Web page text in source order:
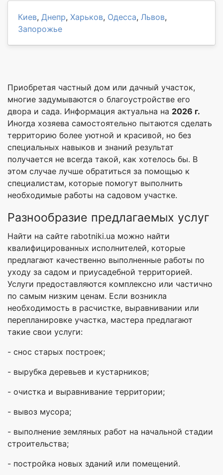
Киев, Днепр, Харьков, Одесса, Львов,
Запорожье
Приобретая частный дом или дачный участок,
многие задумываются о благоустройстве его
двора и сада. Информация актуальна на 2026 г.
Иногда хозяева самостоятельно пытаются сделать
территорию более уютной и красивой, но без
специальных навыков и знаний результат
получается не всегда такой, как хотелось бы. В
этом случае лучше обратиться за помощью к
специалистам, которые помогут выполнить
необходимые работы на садовом участке.
Разнообразие предлагаемых услуг
Найти на сайте rabotniki.ua можно найти
квалифицированных исполнителей, которые
предлагают качественно выполненные работы по
уходу за садом и приусадебной территорией.
Услуги предоставляются комплексно или частично
по самым низким ценам. Если возникла
необходимость в расчистке, выравнивании или
перепланировке участка, мастера предлагают
такие свои услуги:
- снос старых построек;
- вырубка деревьев и кустарников;
- очистка и выравнивание территории;
- вывоз мусора;
- выполнение земляных работ на начальной стадии
строительства;
- постройка новых зданий или помещений.